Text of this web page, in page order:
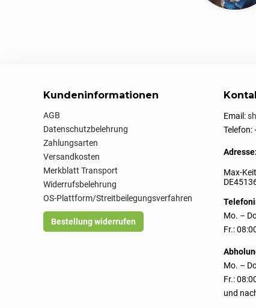
Kundeninformationen
AGB
Datenschutzbelehrung
Zahlungsarten
Versandkosten
Merkblatt Transport
Widerrufsbelehrung
OS-Plattform/Streitbeilegungsverfahren
Bestellung widerrufen
Email:
Telefon:
Adresse:
Max-
Mo. –
Fr.:
Mo. –
Fr.:
und